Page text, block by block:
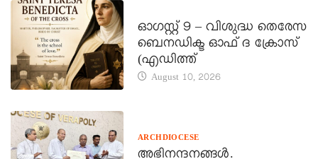
ഓഗസ്റ്റ് 9 – വിശുദ്ധ തെരേസ
ബെനഡിക്ട ഓഫ് ദ ക്രോസ്
(എഡിത്ത്
August 10, 2026
ARCHDIOCESE